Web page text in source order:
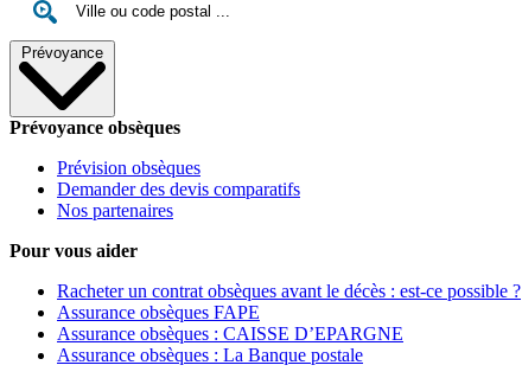
Prévoyance
Prévoyance obsèques
Prévision obsèques
Demander des devis comparatifs
Nos partenaires
Pour vous aider
Racheter un contrat obsèques avant le décès : est-ce possible ?
Assurance obsèques FAPE
Assurance obsèques : CAISSE D’EPARGNE
Assurance obsèques : La Banque postale